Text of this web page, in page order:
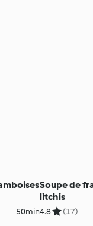
50min
Soupe de
litchis
4.8 (17)